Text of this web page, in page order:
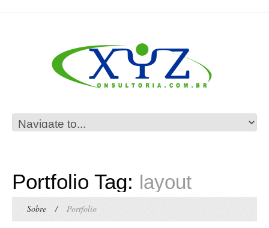
Portfolio Tag: layout
Sobre / Portfolio